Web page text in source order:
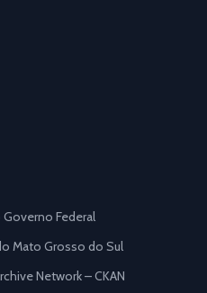
Federal
Mato Grosso do Sul
Network – CKAN